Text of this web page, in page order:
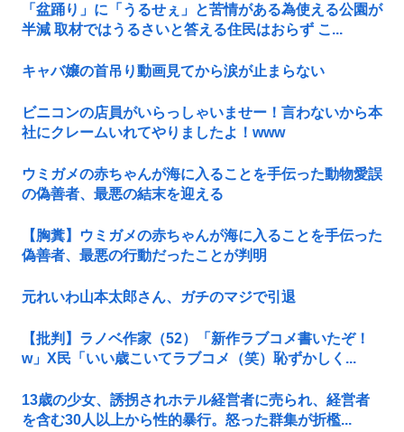
「盆踊り」に「うるせぇ」と苦情がある為使える公園が
半減 取材ではうるさいと答える住民はおらず こ...
キャバ嬢の首吊り動画見てから涙が止まらない
ビニコンの店員がいらっしゃいませー！言わないから本
社にクレームいれてやりましたよ！www
ウミガメの赤ちゃんが海に入ることを手伝った動物愛誤
の偽善者、最悪の結末を迎える
【胸糞】ウミガメの赤ちゃんが海に入ることを手伝った
偽善者、最悪の行動だったことが判明
元れいわ山本太郎さん、ガチのマジで引退
【批判】ラノベ作家（52）「新作ラブコメ書いたぞ！
w」X民「いい歳こいてラブコメ（笑）恥ずかしく...
13歳の少女、誘拐されホテル経営者に売られ、経営者
を含む30人以上から性的暴行。怒った群集が折檻...